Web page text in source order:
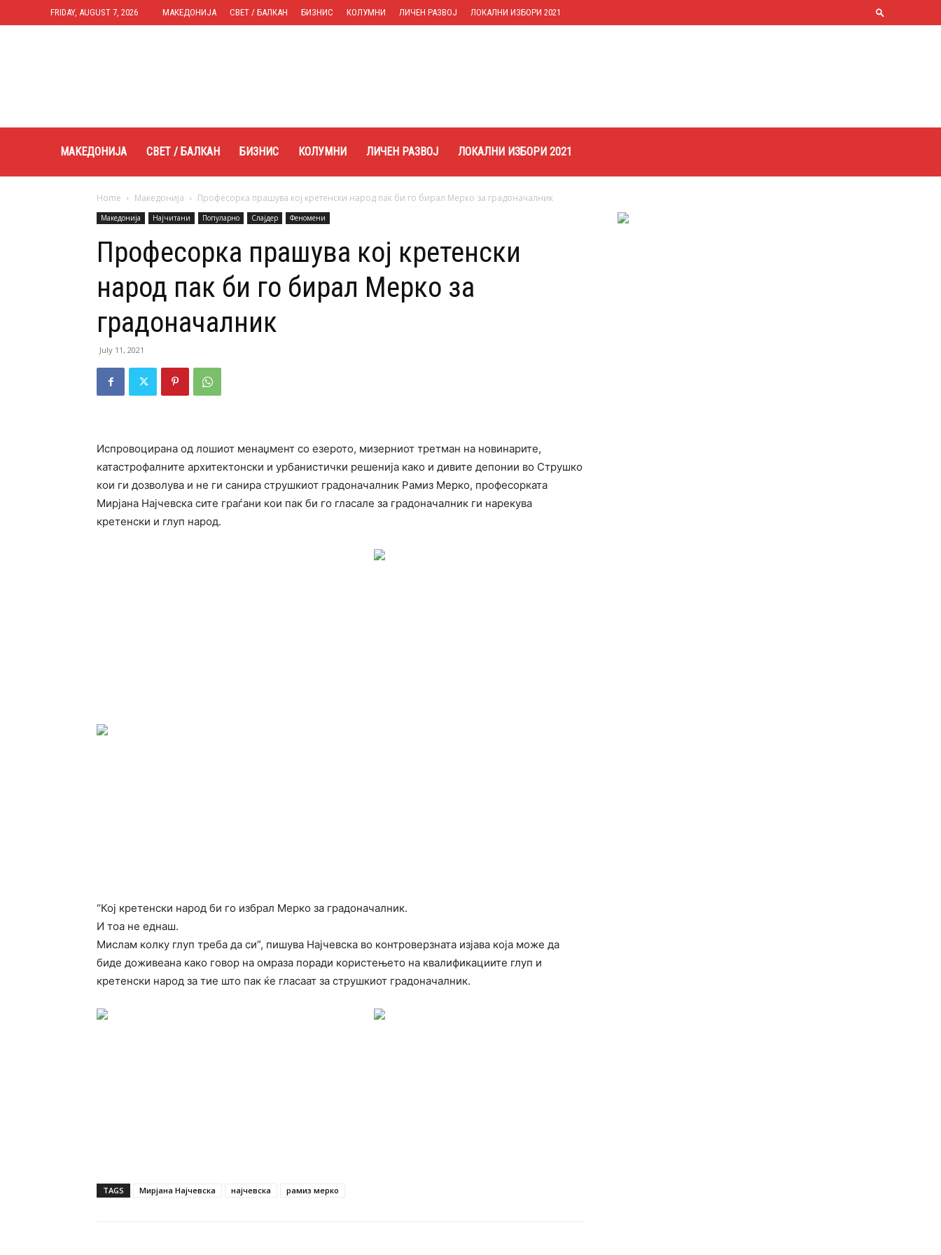
FRIDAY, AUGUST 7, 2026 МАКЕДОНИЈА СВЕТ / БАЛКАН БИЗНИС КОЛУМНИ ЛИЧЕН РАЗВОЈ ЛОКАЛНИ ИЗБОРИ 2021
МАКЕДОНИЈА СВЕТ / БАЛКАН БИЗНИС КОЛУМНИ ЛИЧЕН РАЗВОЈ ЛОКАЛНИ ИЗБОРИ 2021
Home Македонија Професорка прашува кој кретенски народ пак би го бирал Мерко за градоначалник
Македонија Најчитани Популарно Слајдер Феномени
Професорка прашува кој кретенски
народ пак би го бирал Мерко за
градоначалник
July 11, 2021
Испровоцирана од лошиот менаџмент со езерото, мизерниот третман на новинарите,
катастрофалните архитектонски и урбанистички решенија како и дивите депонии во Струшко
кои ги дозволува и не ги санира струшкиот градоначалник Рамиз Мерко, професорката
Мирјана Најчевска сите граѓани кои пак би го гласале за градоначалник ги нарекува
кретенски и глуп народ.
“Кој кретенски народ би го избрал Мерко за градоначалник.
И тоа не еднаш.
Мислам колку глуп треба да си”, пишува Најчевска во контроверзната изјава која може да
биде доживеана како говор на омраза поради користењето на квалификациите глуп и
кретенски народ за тие што пак ќе гласаат за струшкиот градоначалник.
TAGS Мирјана Најчевска најчевска рамиз мерко